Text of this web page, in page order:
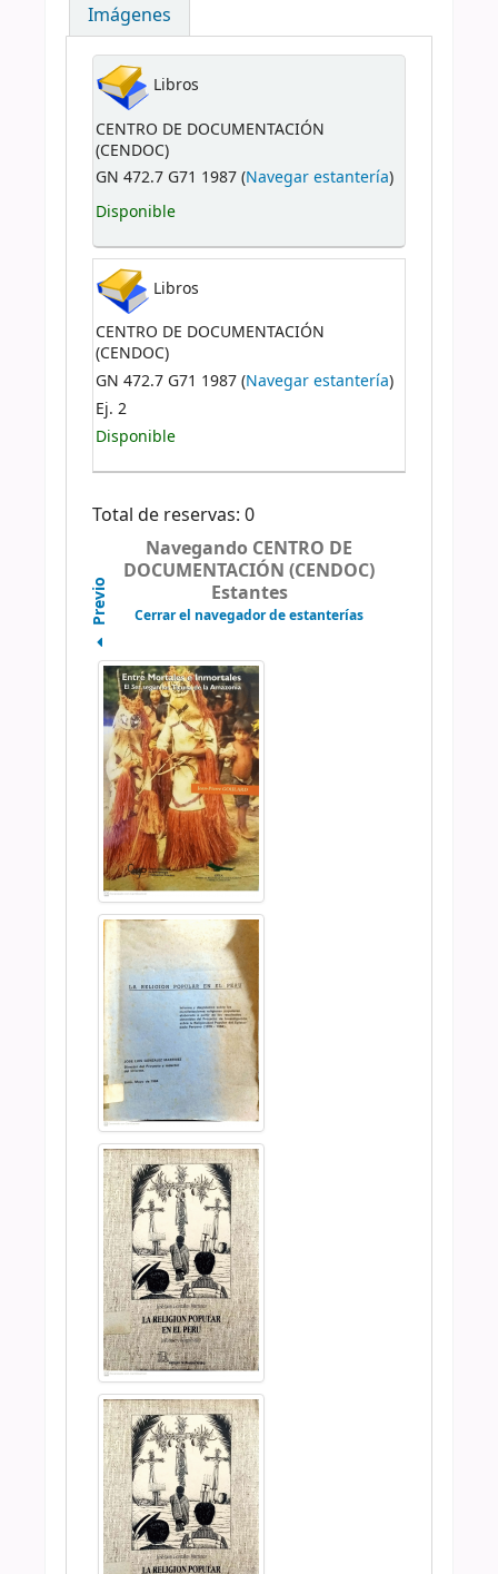
Imágenes
Libros
CENTRO DE DOCUMENTACIÓN
(CENDOC)
GN 472.7 G71 1987 (Navegar estantería)
Disponible
Libros
CENTRO DE DOCUMENTACIÓN
(CENDOC)
GN 472.7 G71 1987 (Navegar estantería)
Ej. 2
Disponible
Total de reservas: 0
Navegando CENTRO DE
DOCUMENTACIÓN (CENDOC)
Estantes
Cerrar el navegador de estanterías
Previo